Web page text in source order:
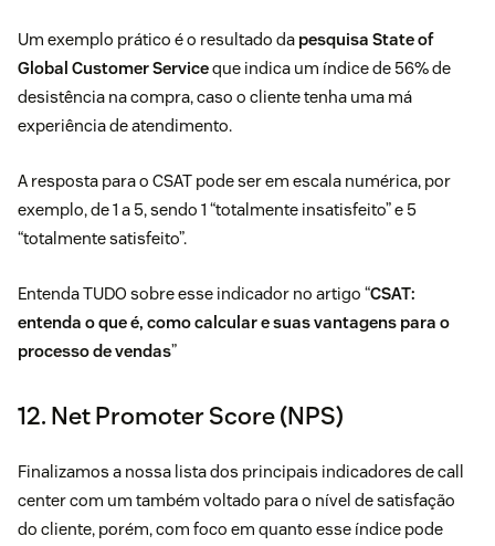
Um exemplo prático é o resultado da pesquisa State of
Global Customer Serviceque indica um índice de 56% de
desistência na compra, caso o cliente tenha uma má
experiência de atendimento.
A resposta para o CSAT pode ser em escala numérica, por
exemplo, de 1 a 5, sendo 1 “totalmente insatisfeito” e 5
“totalmente satisfeito”.
Entenda TUDO sobre esse indicador no artigo “CSAT:
entenda o que é, como calcular e suas vantagens para o
processo de vendas”
12. Net Promoter Score (NPS)
Finalizamos a nossa lista dos principais indicadores de call
center com um também voltado para o nível de satisfação
do cliente, porém, com foco em quanto esse índice pode